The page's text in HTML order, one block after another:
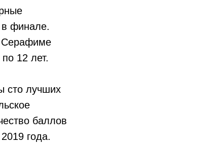
в финале.
Серафиме
12 лет.
сто лучших
баллов
года.